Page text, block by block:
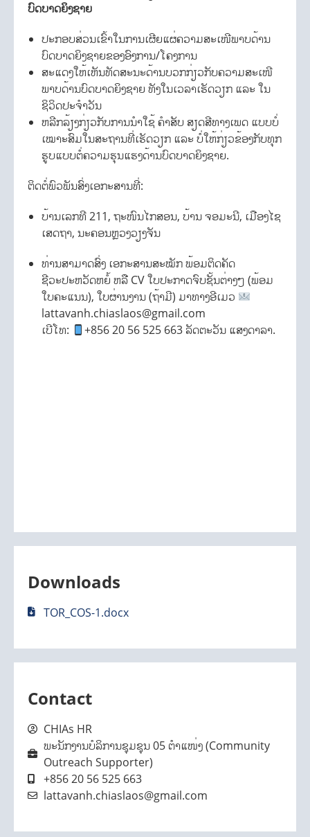
ບົດບາດຍິງຊາຍ
ປະກອບສ່ວນເຂົ້າໃນການເຜີຍແຜ່ຄວາມສະເໜີພາບດ້ານ
ບົດບາດຍິງຊາຍຂອງອົງການ/ໂຄງການ
ສະແດງໃຫ້ເຫັນທັດສະນະດ້ານບວກກ່ຽວກັບຄວາມສະເໜີ
ພາບດ້ານບົດບາດຍິງຊາຍ ທັງໃນເວລາເຮັດວຽກ ແລະ ໃນ
ຊິວິດປະຈຳວັນ
ຫລີກລ້ຽງກ່ຽວກັບການນຳໃຊ້ ຄຳສັບ ສຽດສີທາງເພດ ແບບບໍ່
ເໝາະສົມໃນສະຖານທີ່ເຮັດວຽກ ແລະ ບໍ່ໃຫ້ກ່ຽວຂ້ອງກັບທຸກ
ຮູບແບບຕໍ່ຄວາມຮຸນແຮງດ້ານບົດບາດຍິງຊາຍ.
ຕິດຕໍ່ພົວພັນສົ່ງເອກະສານທີ່:
ບ້ານເລກທີ 211, ຖະໜົນໄກສອນ, ບ້ານ ຈອມະນີ, ເມືອງໄຊ
ເສດຖາ, ນະຄອນຫຼວງວຽງຈັນ
ທ່ານສາມາດສົ່ງ ເອກະສານສະໝັກ ພ້ອມຕິດຄັດ
ຊີວະປະຫວັດຫຍໍ້ ຫລື CV ໃບປະກາດຈົບຊັ້ນຕ່າງໆ (ພ້ອມ
ໃບຄະແນນ), ໃບຜ່ານງານ (ຖ້າມີ) ມາທາງອີເມວ
lattavanh.chiaslaos@gmail.com
ເບີໂທ:
+856 20 56 525 663 ລັດຕະວັນ ແສງດາລາ.
Downloads
TOR_COS-1.docx
Contact
CHIAs HR
ພະນັກງານບໍລິການຊຸມຊຸນ 05 ຕໍາແໜ່ງ (Community
Outreach Supporter)
+856 20 56 525 663
lattavanh.chiaslaos@gmail.com